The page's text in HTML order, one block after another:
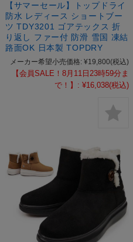
【サマーセール】トップドライ
防水 レディース ショートブー
ツ TDY3201 ゴアテックス 折
り返し ファー付 防滑 雪国 凍結
路面OK 日本製 TOPDRY
メーカー希望小売価格: ¥19,800(税込)
【会員SALE！8月11日23時59分ま
で！】: ¥16,038(税込)